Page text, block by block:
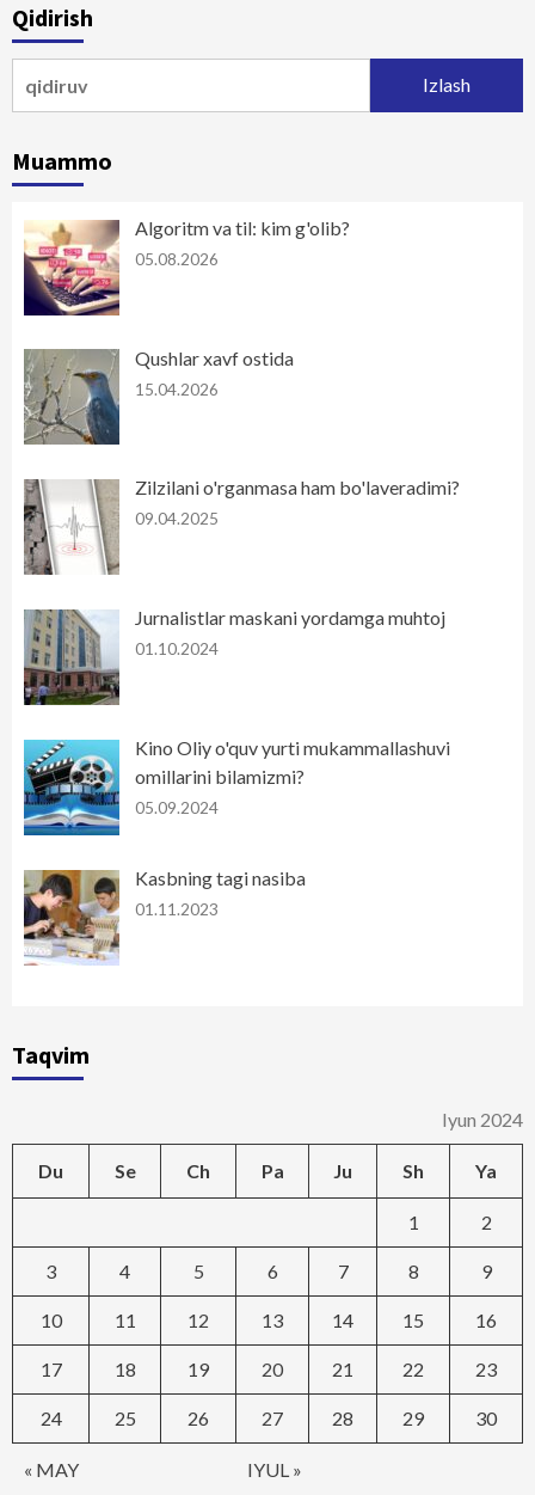
Qidirish
Muammo
Algoritm va til: kim g'olib?
05.08.2026
Qushlar xavf ostida
15.04.2026
Zilzilani o'rganmasa ham bo'laveradimi?
09.04.2025
Jurnalistlar maskani yordamga muhtoj
01.10.2024
Kino Oliy o'quv yurti mukammallashuvi
omillarini bilamizmi?
05.09.2024
Kasbning tagi nasiba
01.11.2023
Taqvim
Iyun 2024
Du Se Ch Pa Ju Sh Ya
« MAY IYUL »
1 2
3 4 5 6 7 8 9
10 11 12 13 14 15 16
17 18 19 20 21 22 23
24 25 26 27 28 29 30